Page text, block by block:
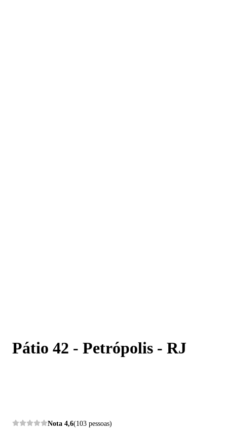
Pátio 42 - Petrópolis - RJ
Nota 4,6(103 pessoas)